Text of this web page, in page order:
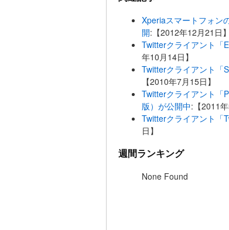
Xperiaスマートフォン
開:【2012年12月21日】
Twitterクライアント「
年10月14日】
Twitterクライアント「
【2010年7月15日】
Twitterクライアント「
版）が公開中:【2011年
Twitterクライアント「
日】
週間ランキング
None Found